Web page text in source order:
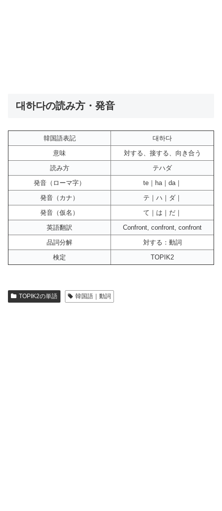
대하다の読み方・発音
韓国語表記
대하다
意味
対する、接する、向き合う
読み方
テハダ
発音（ローマ字）
te｜ha｜da｜
発音（カナ）
テ｜ハ｜ダ｜
発音（仮名）
て｜は｜だ｜
英語翻訳
Confront, confront, confront
品詞分解
対する：動詞
検定
TOPIK2
TOPIK2の単語 韓国語｜動詞